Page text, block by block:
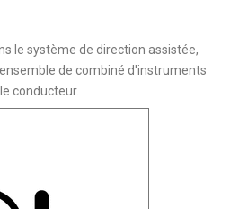
le système de direction assistée,
de combiné d'instruments
conducteur.